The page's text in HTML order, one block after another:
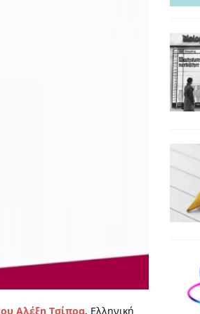
τα μάτια της
ακόμη. Προς αναμέτρηση
Αλέξη Τσίπρα, Ελληνική